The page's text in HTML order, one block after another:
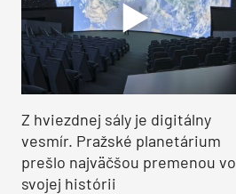
Z hviezdnej sály je digitálny
vesmír. Pražské planetárium
prešlo najväčšou premenou vo
svojej histórii